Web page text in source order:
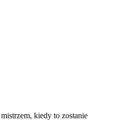
kiedy to zostanie